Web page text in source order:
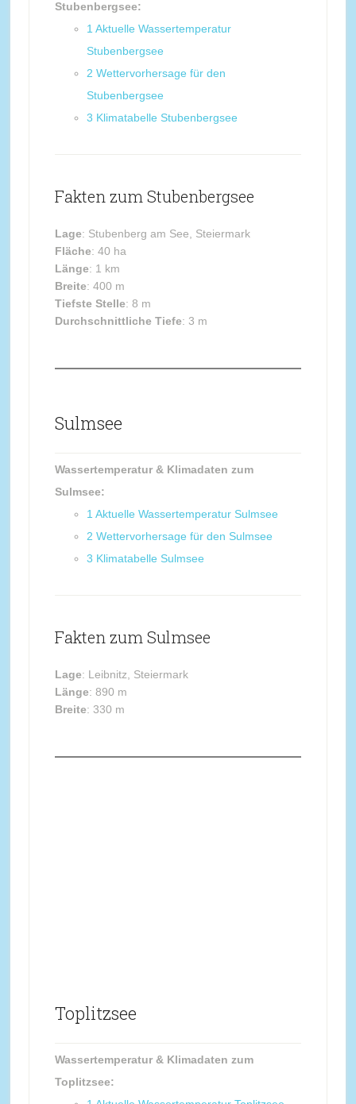
Stubenbergsee:
1 Aktuelle Wassertemperatur
Stubenbergsee
2 Wettervorhersage für den
Stubenbergsee
3 Klimatabelle Stubenbergsee
Fakten zum Stubenbergsee
Lage: Stubenberg am See, Steiermark
Fläche: 40 ha
Länge: 1 km
Breite: 400 m
Tiefste Stelle: 8 m
Durchschnittliche Tiefe: 3 m
Sulmsee
Wassertemperatur & Klimadaten zum
Sulmsee:
1 Aktuelle Wassertemperatur Sulmsee
2 Wettervorhersage für den Sulmsee
3 Klimatabelle Sulmsee
Fakten zum Sulmsee
Lage: Leibnitz, Steiermark
Länge: 890 m
Breite: 330 m
Toplitzsee
Wassertemperatur & Klimadaten zum
Toplitzsee: